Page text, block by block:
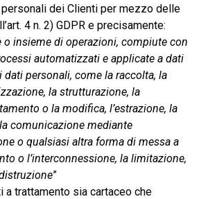
dei Clienti per mezzo delle
4 n. 2) GDPR e precisamente:
o insieme di operazioni, compiute con
automatizzati e applicate a dati
personali, come la raccolta, la
la strutturazione, la
o la modifica, l’estrazione, la
comunicazione mediante
o qualsiasi altra forma di messa a
o l’interconnessione, la limitazione,
”
trattamento sia cartaceo che